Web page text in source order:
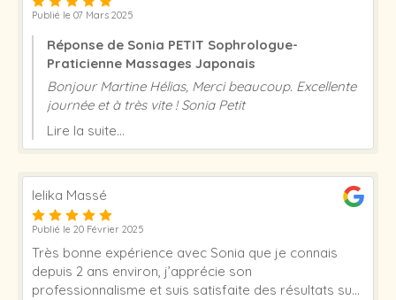
Publié le 07 Mars 2025
Réponse de Sonia PETIT Sophrologue-
Praticienne Massages Japonais
Bonjour Martine Hélias, Merci beaucoup. Excellente
journée et à très vite ! Sonia Petit
Lire la suite...
lelika Massé
Publié le 20 Février 2025
Très bonne expérience avec Sonia que je connais
depuis 2 ans environ, j’apprécie son
professionnalisme et suis satisfaite des résultats sur